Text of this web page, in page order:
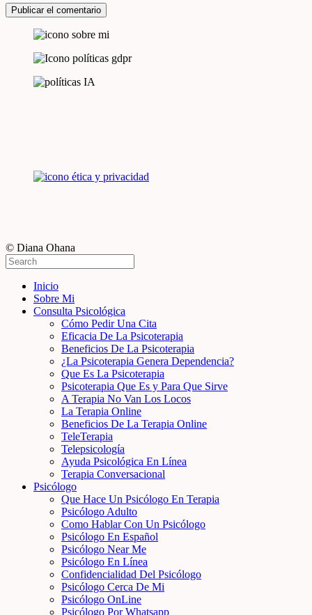
© Diana Ohana
Inicio
Sobre Mi
Consulta Psicológica
Cómo Pedir Una Cita
Eficacia De La Psicoterapia
Beneficios De La Psicoterapia
¿La Psicoterapia Genera Dependencia?
Que Es La Psicoterapia
Psicoterapia Que Es y Para Que Sirve
A Terapia No Van Los Locos
La Terapia Online
Beneficios De La Terapia Online
TeleTerapia
Telepsicología
Ayuda Psicológica En Línea
Terapia Conversacional
Psicólogo
Que Hace Un Psicólogo En Terapia
Psicólogo Adulto
Como Hablar Con Un Psicólogo
Psicólogo En Español
Psicólogo Near Me
Psicólogo En Línea
Confidencialidad Del Psicólogo
Psicólogo Cerca De Mi
Psicólogo OnLine
Psicólogo Por Whatsapp